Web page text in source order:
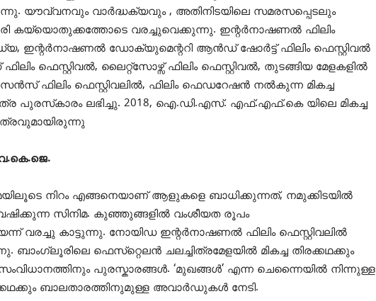
യൗവ്വനവും വാർദ്ധക്യവും , അതിനിടയിലെ സമരസപ്പെടലും
കയ്യൊതുക്കത്തോടെ വരച്ചുവെക്കുന്നു. ഇന്റർനാഷണൽ ഫിലിം
ഇന്റർനാഷണൽ ഡോക്യുമെന്ററി ആൻഡ് ഷോർട്ട് ഫിലിം ഫെസ്റ്റിവൽ
ഫെസ്റ്റിവൽ, ലൈറ്റ്സോഴ്സ് ഫിലിം ഫെസ്റ്റിവൽ, തുടങ്ങിയ മേളകളിൽ
സൈൻസ് ഫിലിം ഫെസ്റ്റിവലിൽ, ഫിലിം ഫെഡറേഷൻ നൽകുന്ന മികച്ച
പുരസ്‌കാരം ലഭിച്ചു. 2018, ഐ.ഡി.എസ്. എഫ്.എഫ്.കെ യിലെ മികച്ച
നിറം എങ്ങനെയാണ് ആളുകളെ ബാധിക്കുന്നത്, നമുക്കിടയിൽ
സിനിമ. കുഞ്ഞുങ്ങളിൽ വംശീയത രൂപം
വരച്ചു കാട്ടുന്നു. നോയിഡ ഇന്റർനാഷണൽ ഫിലിം ഫെസ്റ്റിവലിൽ
ബാംഗ്ലൂരിലെ ഫെസ്‌റ്റെലൻ ചലച്ചിത്രമേളയിൽ മികച്ച തിരക്കഥക്കും
സംവിധാനത്തിനും പുരസ്കാരങ്ങൾ. ‘മുഖങ്ങൾ’ എന്ന ചെന്നൈയിൽ നിന്നുള്ള
ബാലതാരത്തിനുമുള്ള അവാർഡുകൾ നേടി.